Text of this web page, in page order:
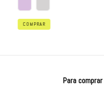
COMPRAR
Para